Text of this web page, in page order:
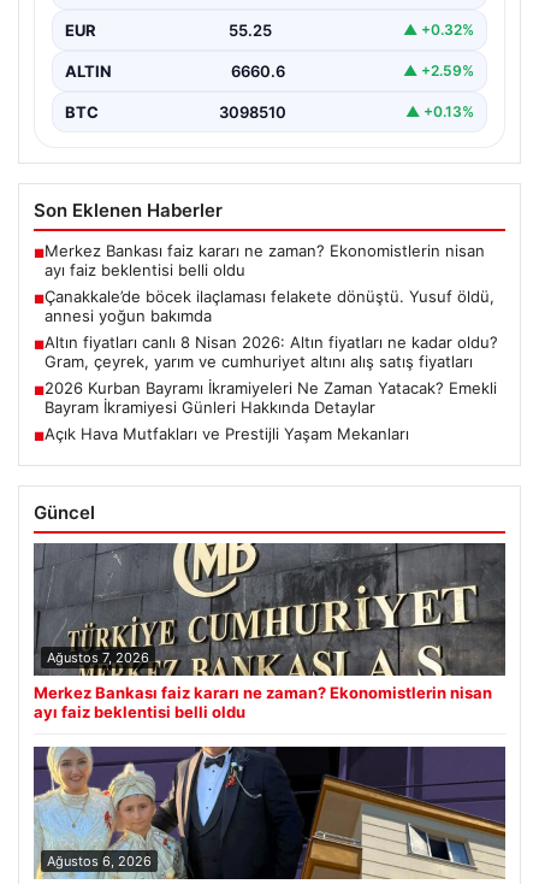
EUR 55.25 ▲ +0.32%
ALTIN 6660.6 ▲ +2.59%
BTC 3098510 ▲ +0.13%
Son Eklenen Haberler
■Merkez Bankası faiz kararı ne zaman? Ekonomistlerin nisan
ayı faiz beklentisi belli oldu
■Çanakkale’de böcek ilaçlaması felakete dönüştü. Yusuf öldü,
annesi yoğun bakımda
■Altın fiyatları canlı 8 Nisan 2026: Altın fiyatları ne kadar oldu?
Gram, çeyrek, yarım ve cumhuriyet altını alış satış fiyatları
■2026 Kurban Bayramı İkramiyeleri Ne Zaman Yatacak? Emekli
Bayram İkramiyesi Günleri Hakkında Detaylar
■Açık Hava Mutfakları ve Prestijli Yaşam Mekanları
Güncel
Ağustos 7, 2026
Merkez Bankası faiz kararı ne zaman? Ekonomistlerin nisan
ayı faiz beklentisi belli oldu
Ağustos 6, 2026